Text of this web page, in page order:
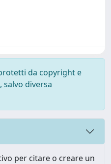
da copyright e
diversa
per citare o creare un